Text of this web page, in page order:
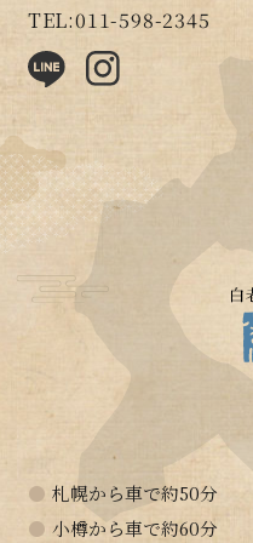
TEL:011-598-2345
● 札幌から車で約50分
● 小樽から車で約60分